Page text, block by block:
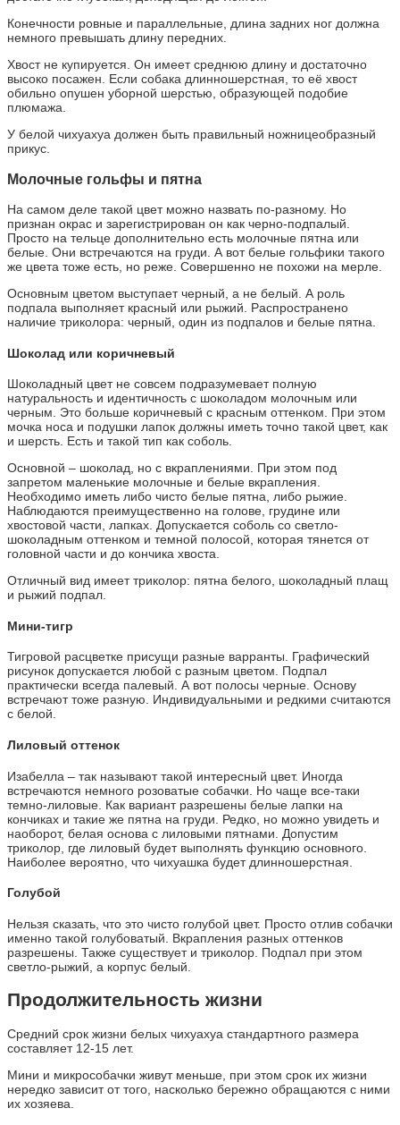
Конечности ровные и параллельные, длина задних ног должна
немного превышать длину передних.
Хвост не купируется. Он имеет среднюю длину и достаточно
высоко посажен. Если собака длинношерстная, то её хвост
обильно опушен уборной шерстью, образующей подобие
плюмажа.
У белой чихуахуа должен быть правильный ножницеобразный
прикус.
Молочные гольфы и пятна
На самом деле такой цвет можно назвать по-разному. Но
признан окрас и зарегистрирован он как черно-подпалый.
Просто на тельце дополнительно есть молочные пятна или
белые. Они встречаются на груди. А вот белые гольфики такого
же цвета тоже есть, но реже. Совершенно не похожи на мерле.
Основным цветом выступает черный, а не белый. А роль
подпала выполняет красный или рыжий. Распространено
наличие триколора: черный, один из подпалов и белые пятна.
Шоколад или коричневый
Шоколадный цвет не совсем подразумевает полную
натуральность и идентичность с шоколадом молочным или
черным. Это больше коричневый с красным оттенком. При этом
мочка носа и подушки лапок должны иметь точно такой цвет, как
и шерсть. Есть и такой тип как соболь.
Основной – шоколад, но с вкраплениями. При этом под
запретом маленькие молочные и белые вкрапления.
Необходимо иметь либо чисто белые пятна, либо рыжие.
Наблюдаются преимущественно на голове, грудине или
хвостовой части, лапках. Допускается соболь со светло-
шоколадным оттенком и темной полосой, которая тянется от
головной части и до кончика хвоста.
Отличный вид имеет триколор: пятна белого, шоколадный плащ
и рыжий подпал.
Мини-тигр
Тигровой расцветке присущи разные варранты. Графический
рисунок допускается любой с разным цветом. Подпал
практически всегда палевый. А вот полосы черные. Основу
встречают тоже разную. Индивидуальными и редкими считаются
с белой.
Лиловый оттенок
Изабелла – так называют такой интересный цвет. Иногда
встречаются немного розоватые собачки. Но чаще все-таки
темно-лиловые. Как вариант разрешены белые лапки на
кончиках и такие же пятна на груди. Редко, но можно увидеть и
наоборот, белая основа с лиловыми пятнами. Допустим
триколор, где лиловый будет выполнять функцию основного.
Наиболее вероятно, что чихуашка будет длинношерстная.
Голубой
Нельзя сказать, что это чисто голубой цвет. Просто отлив собачки
именно такой голубоватый. Вкрапления разных оттенков
разрешены. Также существует и триколор. Подпал при этом
светло-рыжий, а корпус белый.
Продолжительность жизни
Средний срок жизни белых чихуахуа стандартного размера
составляет 12-15 лет.
Мини и микрособачки живут меньше, при этом срок их жизни
нередко зависит от того, насколько бережно обращаются с ними
их хозяева.